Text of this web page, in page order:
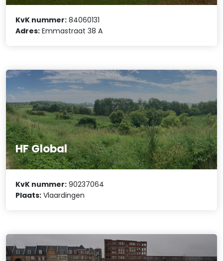
KvK nummer: 84060131
Adres: Emmastraat 38 A
HF Global
KvK nummer: 90237064
Plaats: Vlaardingen